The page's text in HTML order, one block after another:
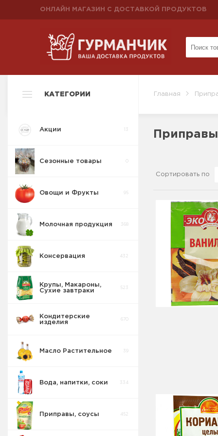
ОНЛАЙН МАГАЗИН С ДОСТАВКОЙ ПРОДУКТОВ
Главная
КАТЕГОРИИ
Акции 13
Сезонные товары
Овощи и Фрукты 95
Молочная продукция 368
Консервация 432
Крупы, Макароны,
Сухие завтраки
523
Кондитерские
изделия
670
Масло Растительное 39
Вода, напитки, соки 334
Приправы, соусы 452
Сортировать по